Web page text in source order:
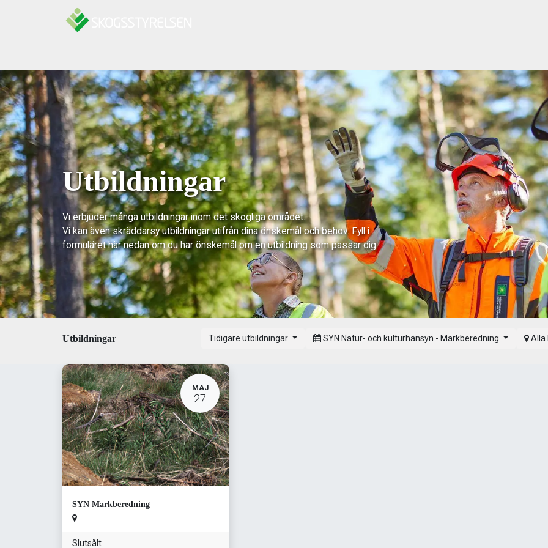
Utbildningar
Vi erbjuder många utbildningar inom det skogliga området.
Vi kan även skräddarsy utbildningar utifrån dina önskemål och behov. Fyll i
formuläret här nedan om du har önskemål om en utbildning som passar dig
Utbildningar Tidigare utbildningar SYN Natur- och kulturhänsyn - Markberedning Alla
MAJ
27
SYN Markberedning
Slutsålt